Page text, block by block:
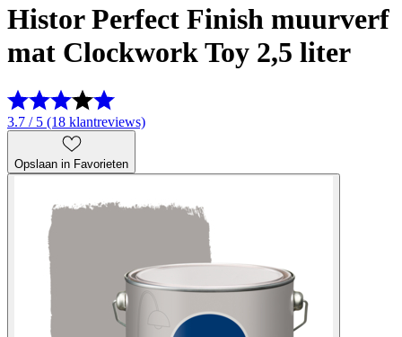
Histor Perfect Finish muurverf
mat Clockwork Toy 2,5 liter
3.7 / 5 (18 klantreviews)
Opslaan in Favorieten